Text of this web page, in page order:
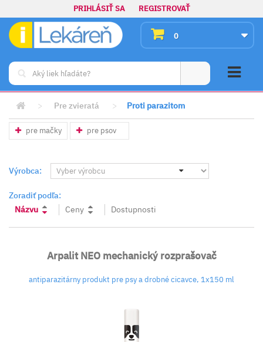
PRIHLÁSIŤ SA REGISTROVAŤ
0
> Pre zvieratá > Proti parazitom
pre mačky pre psov
Výrobca:
Zoradiť podľa:
Názvu
Ceny Dostupnosti
Arpalit NEO mechanický rozprašovač
antiparazitárny produkt pre psy a drobné cicavce, 1x150 ml